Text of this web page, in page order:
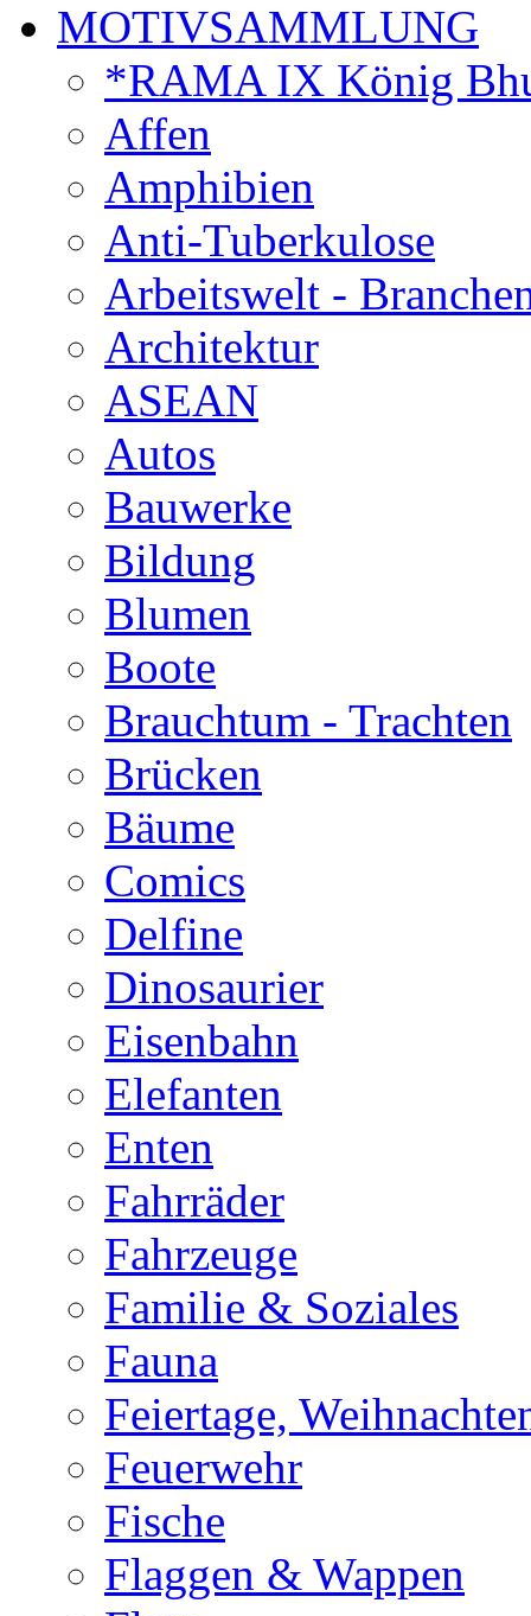
MOTIVSAMMLUNG
*RAMA IX König
Affen
Amphibien
Anti-Tuberkulose
Arbeitswelt -
Architektur
ASEAN
Autos
Bauwerke
Bildung
Blumen
Boote
Brauchtum - Trachten
Brücken
Bäume
Comics
Delfine
Dinosaurier
Eisenbahn
Elefanten
Enten
Fahrräder
Fahrzeuge
Familie & Soziales
Fauna
Feiertage,
Feuerwehr
Fische
Flaggen & Wappen